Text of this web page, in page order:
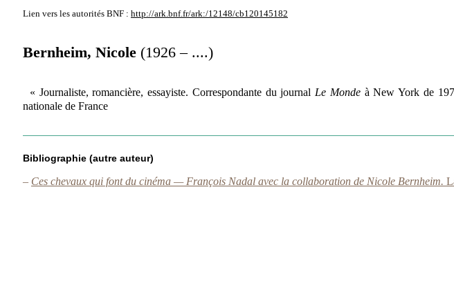
Lien vers les autorités BNF : http://ark.bnf.fr/ark:/12148/cb120145182
Bernheim, Nicole (1926 – ....)
« Journaliste, romancière, essayiste. Correspondante du journal Le Mondeà New York de
nationale de France
Bibliographie (autre auteur)
– Ces chevaux qui font du cinéma — François Nadal avec la collaboration de Nicole Bernheim.